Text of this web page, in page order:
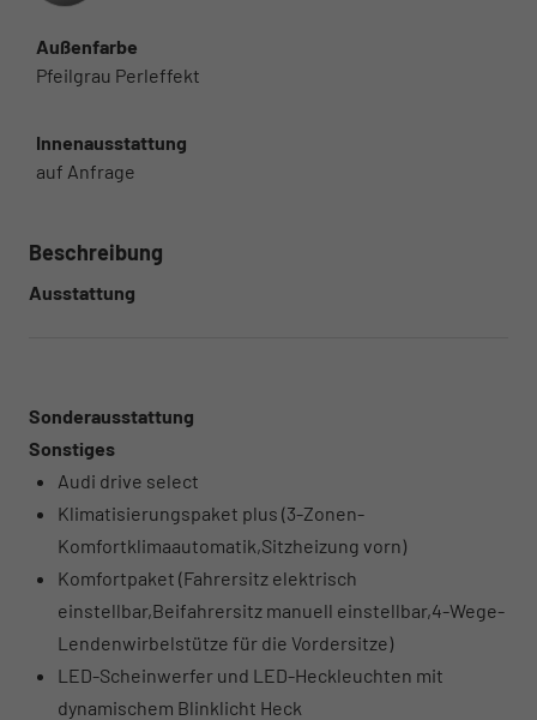
Außenfarbe
Pfeilgrau Perleffekt
Innenausstattung
auf Anfrage
Beschreibung
Ausstattung
Sonderausstattung
Sonstiges
Audi drive select
Klimatisierungspaket plus (3-Zonen-
Komfortklimaautomatik,Sitzheizung vorn)
Komfortpaket (Fahrersitz elektrisch
einstellbar,Beifahrersitz manuell einstellbar,4-Wege-
Lendenwirbelstütze für die Vordersitze)
LED-Scheinwerfer und LED-Heckleuchten mit
dynamischem Blinklicht Heck